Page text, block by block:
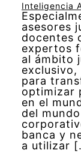
Inteligencia
asesores
docentes
expertos
al ámbito
exclusivo,
para
optimizar
en el
del
banca y
a utilizar